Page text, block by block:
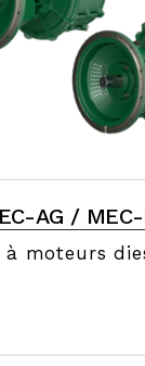
AG /
à moteurs